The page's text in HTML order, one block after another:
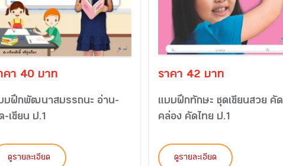
คา 40 บาท
บฝึกพัฒนาสมรรถนะ อ่าน-
-เขียน ป.1
ดูรายละเอียด
ราคา 42 บาท
แบบฝึกทักษะ ชุดเขียนสวย คัด
คล่อง คัดไทย ป.1
ดูรายละเอียด